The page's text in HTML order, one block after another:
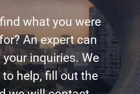
what you were
An expert can
inquiries. We
to help, fill out the